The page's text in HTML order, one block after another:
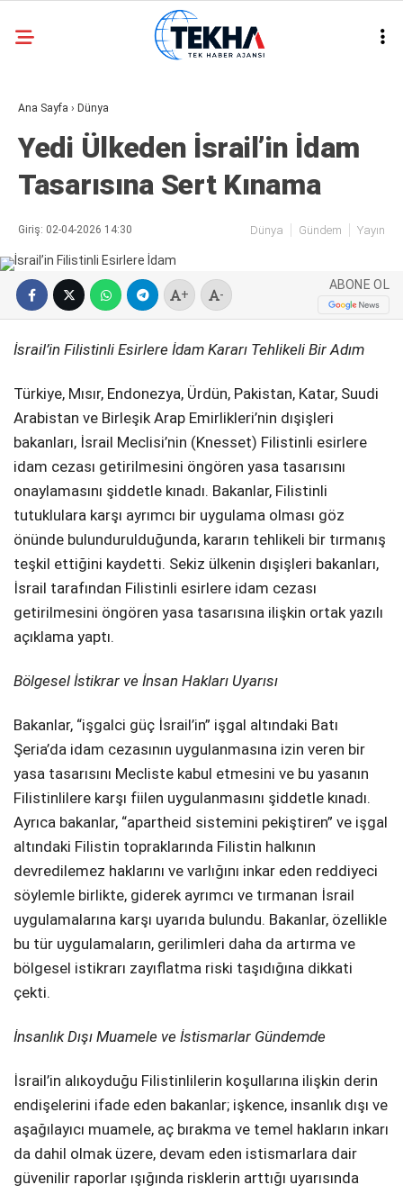
WhatsApp İhbar
Hattı
Facebook
Youtube
32.3
ASAYIŞ
GÜNDEM
EKONOMI
POLITIKA
METEOROLOJI
SPOR
SERVISLER
Ana Sayfa › Dünya
Yedi Ülkeden İsrail’in İdam
Tasarısına Sert Kınama
Giriş: 02-04-2026 14:30 Dünya Gündem Yayın
+ -
ABONE OL
İsrail’in Filistinli Esirlere İdam Kararı Tehlikeli Bir Adım
Türkiye, Mısır, Endonezya, Ürdün, Pakistan, Katar, Suudi
Arabistan ve Birleşik Arap Emirlikleri’nin dışişleri
bakanları, İsrail Meclisi’nin (Knesset) Filistinli esirlere
idam cezası getirilmesini öngören yasa tasarısını
onaylamasını şiddetle kınadı. Bakanlar, Filistinli
tutuklulara karşı ayrımcı bir uygulama olması göz
önünde bulundurulduğunda, kararın tehlikeli bir tırmanış
teşkil ettiğini kaydetti. Sekiz ülkenin dışişleri bakanları,
İsrail tarafından Filistinli esirlere idam cezası
getirilmesini öngören yasa tasarısına ilişkin ortak yazılı
açıklama yaptı.
Bölgesel İstikrar ve İnsan Hakları Uyarısı
Bakanlar, “işgalci güç İsrail’in” işgal altındaki Batı
Şeria’da idam cezasının uygulanmasına izin veren bir
yasa tasarısını Mecliste kabul etmesini ve bu yasanın
Filistinlilere karşı fiilen uygulanmasını şiddetle kınadı.
Ayrıca bakanlar, “apartheid sistemini pekiştiren” ve işgal
altındaki Filistin topraklarında Filistin halkının
devredilemez haklarını ve varlığını inkar eden reddiyeci
söylemle birlikte, giderek ayrımcı ve tırmanan İsrail
uygulamalarına karşı uyarıda bulundu. Bakanlar, özellikle
bu tür uygulamaların, gerilimleri daha da artırma ve
bölgesel istikrarı zayıflatma riski taşıdığına dikkati
çekti.
İnsanlık Dışı Muamele ve İstismarlar Gündemde
İsrail’in alıkoyduğu Filistinlilerin koşullarına ilişkin derin
endişelerini ifade eden bakanlar; işkence, insanlık dışı ve
aşağılayıcı muamele, aç bırakma ve temel hakların inkarı
da dahil olmak üzere, devam eden istismarlara dair
güvenilir raporlar ışığında risklerin arttığı uyarısında